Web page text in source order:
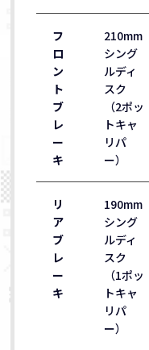
フ
ロ
ン
ト
ブ
レ
ー
キ
210mm
シング
ルディ
スク
（2ポッ
トキャ
リパ
ー）
リ
ア
ブ
レ
ー
キ
190mm
シング
ルディ
スク
（1ポッ
トキャ
リパ
ー）